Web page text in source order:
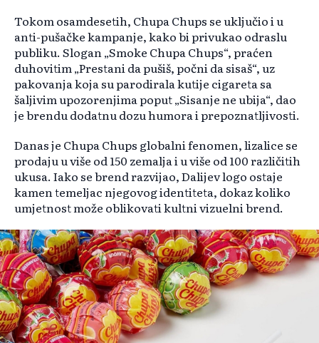
Tokom osamdesetih, Chupa Chups se uključio i u
anti-pušačke kampanje, kako bi privukao odraslu
publiku. Slogan „Smoke Chupa Chups“, praćen
duhovitim „Prestani da pušiš, počni da sisaš“, uz
pakovanja koja su parodirala kutije cigareta sa
šaljivim upozorenjima poput „Sisanje ne ubija“, dao
je brendu dodatnu dozu humora i prepoznatljivosti.
Danas je Chupa Chups globalni fenomen, lizalice se
prodaju u više od 150 zemalja i u više od 100 različitih
ukusa. Iako se brend razvijao, Dalijev logo ostaje
kamen temeljac njegovog identiteta, dokaz koliko
umjetnost može oblikovati kultni vizuelni brend.